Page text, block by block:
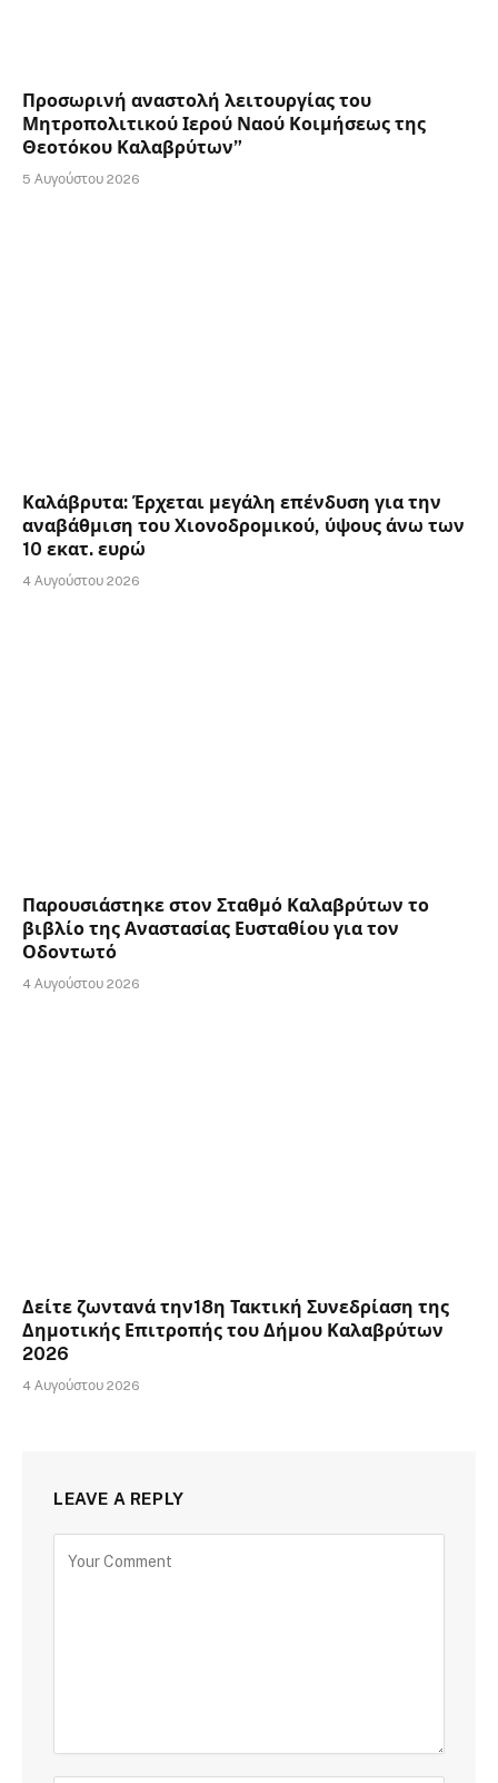
Προσωρινή αναστολή λειτουργίας του
Μητροπολιτικού Ιερού Ναού Κοιμήσεως της
Θεοτόκου Καλαβρύτων”
5 Αυγούστου 2026
Καλάβρυτα: Έρχεται μεγάλη επένδυση για την
αναβάθμιση του Χιονοδρομικού, ύψους άνω των
10 εκατ. ευρώ
4 Αυγούστου 2026
Παρουσιάστηκε στον Σταθμό Καλαβρύτων το
βιβλίο της Αναστασίας Ευσταθίου για τον
Οδοντωτό
4 Αυγούστου 2026
Δείτε ζωντανά την18η Τακτική Συνεδρίαση της
Δημοτικής Επιτροπής του Δήμου Καλαβρύτων
2026
4 Αυγούστου 2026
LEAVE A REPLY